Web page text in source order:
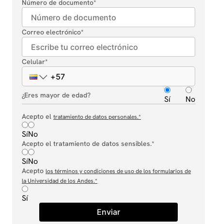
Número de documento*
Correo electrónico*
Celular*
¿Eres mayor de edad? Sí No
Acepto el tratamiento de datos personales.*
SíNo
Acepto el tratamiento de datos sensibles.*
SíNo
Acepto los términos y condiciones de uso de los formularios de
la Universidad de los Andes.*
Sí
Enviar
derecho